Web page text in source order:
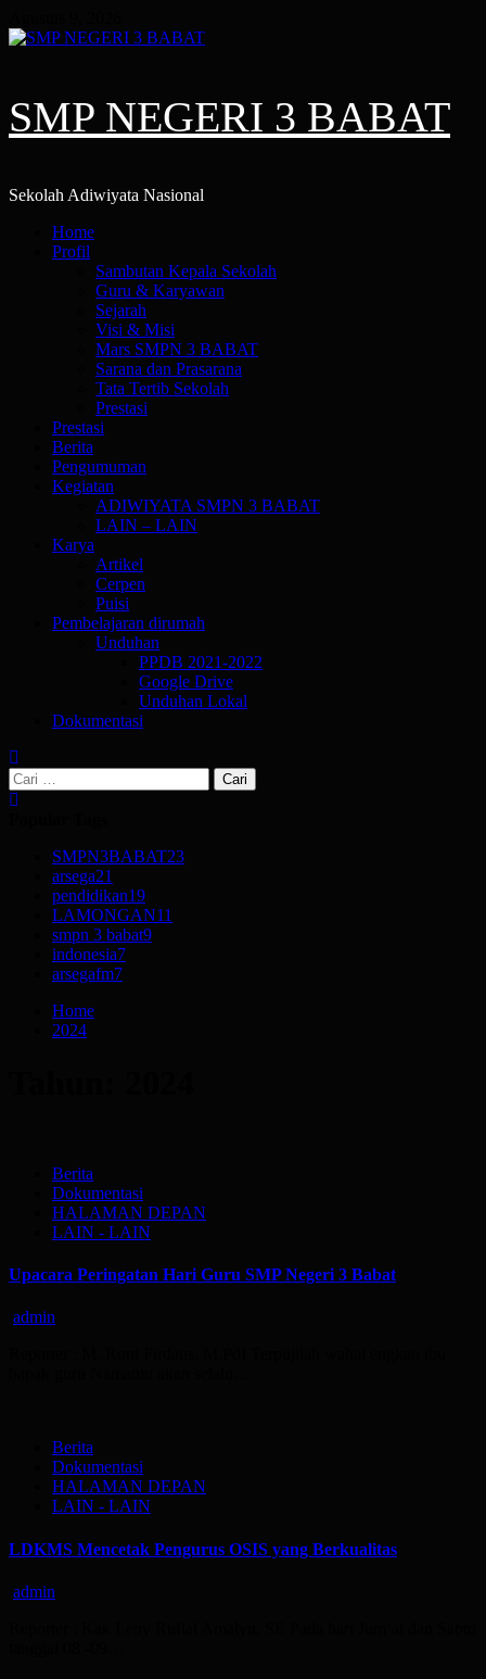
to
SMP NEGERI 3 BABAT
Sekolah Adiwiyata Nasional
PrimaryHome
Profil
Sambutan Kepala Sekolah
Guru & Karyawan
Sejarah
Visi & Misi
Mars SMPN 3 BABAT
Sarana dan Prasarana
Tata Tertib Sekolah
Prestasi
Prestasi
Berita
Pengumuman
Kegiatan
ADIWIYATA SMPN 3 BABAT
LAIN – LAIN
Karya
Artikel
Cerpen
Puisi
Pembelajaran dirumah
Unduhan
PPDB 2021-2022
Google Drive
Unduhan Lokal
Dokumentasi
Cari
untuk:
SMPN3BABAT23
arsega21
pendidikan19
LAMONGAN11
smpn 3 babat9
indonesia7
arsegafm7
Home
2024
Berita
Dokumentasi
HALAMAN DEPAN
LAIN - LAIN
Upacara Peringatan Hari Guru SMP Negeri 3 Babat
admin
Berita
Dokumentasi
HALAMAN DEPAN
LAIN - LAIN
LDKMS Mencetak Pengurus OSIS yang Berkualitas
admin